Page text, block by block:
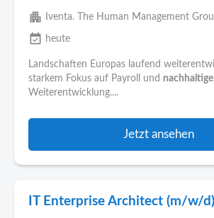
apartment Iventa. The Human Management
event_available heute
Landschaften Europas laufend
starkem Fokus auf Payroll und nachhaltige
Weiterentwicklung....
Jetzt ansehen
IT Enterprise Architect (m/w/d)